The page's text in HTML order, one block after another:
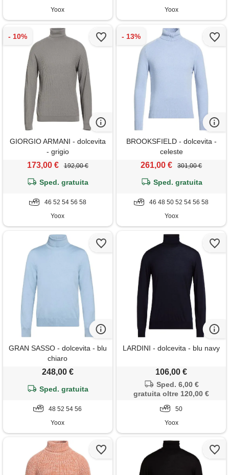
Yoox
Yoox
GIORGIO ARMANI - dolcevita
- grigio
173,00 € 192,00 €
Sped. gratuita
46 52 54 56 58
Yoox
BROOKSFIELD - dolcevita -
celeste
261,00 € 301,00 €
Sped. gratuita
46 48 50 52 54 56 58
Yoox
GRAN SASSO - dolcevita - blu
chiaro
248,00 €
Sped. gratuita
48 52 54 56
Yoox
LARDINI - dolcevita - blu navy
106,00 €
Sped. 6,00 €
gratuita oltre 120,00 €
50
Yoox